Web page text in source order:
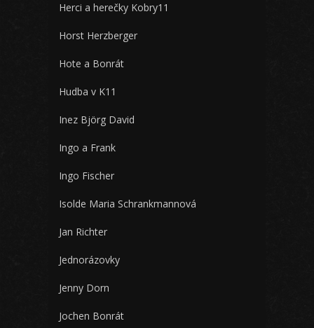
Herci a herečky Kobry11
Horst Herzberger
Hote a Bonrát
Hudba v K11
Inez Björg David
Ingo a Frank
Ingo Fischer
Isolde Maria Schrankmannová
Jan Richter
Jednorázovky
Jenny Dorn
Jochen Bonrát